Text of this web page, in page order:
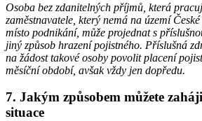
Osoba bez zdanitelných příjmů, která
zaměstnavatele, který nemá na území
místo podnikání, může projednat s
jiný způsob hrazení pojistného. Příslušná
na žádost takové osoby povolit placení
měsíční období, avšak vždy jen dopředu.
7. Jakým způsobem můžete
situace